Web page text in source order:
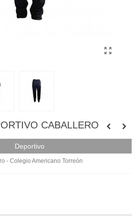
CABALLERO
Deportivo
- Colegio Americano Torreón